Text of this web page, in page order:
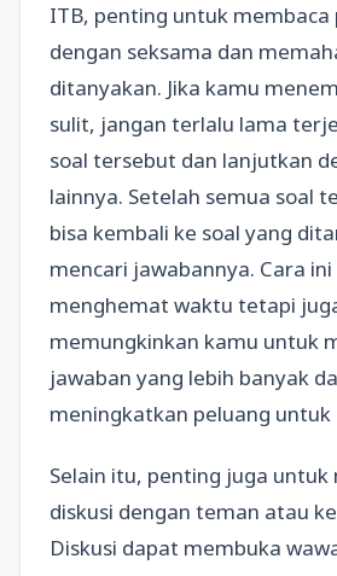
ITB, penting untuk
dengan seksama dan
ditanyakan. Jika kamu
sulit, jangan terlalu lama
soal tersebut dan lanjutkan
lainnya. Setelah semua soal
bisa kembali ke soal yang
mencari jawabannya. Cara
menghemat waktu tetapi
memungkinkan kamu untuk
jawaban yang lebih banyak
meningkatkan peluang untuk
Selain itu, penting juga untuk
diskusi dengan teman atau
Diskusi dapat membuka